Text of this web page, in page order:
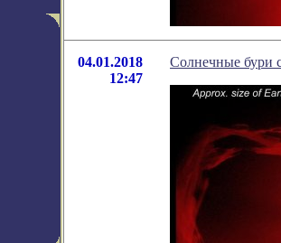
04.01.2018
12:47
Солнечные бури